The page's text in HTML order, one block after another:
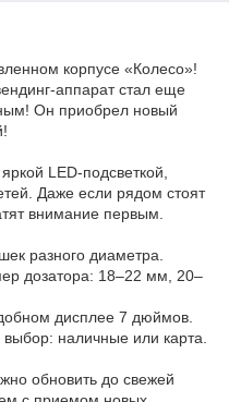
корпусе «Колесо»!
аппарат стал еще
Он приобрел новый
LED-подсветкой,
Даже если рядом стоят
внимание первым.
разного диаметра.
дозатора: 18–22 мм, 20–
дисплее 7 дюймов.
наличные или карта.
обновить до свежей